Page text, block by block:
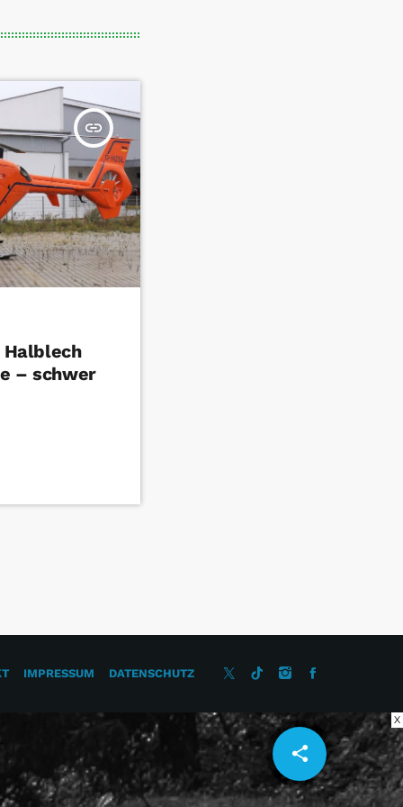
share
email
insert_link
– schwer
IMPRESSUM DATENSCHUTZ
X